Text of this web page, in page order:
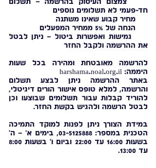
חד-פעמי לא תשלומים נוספים
מחיר קבוע שאינו משתנה
הנחה של 5% ממחיר המפעלים
גמישות ואפשרות ביטול – ניתן לבטל
את ההרשמה ולקבל החזר
להרשמה מאובטחת ומהירה בכל שעות
היממה: harshama.noal.org.il
באתר ההרשמה ניתן לבצע תשלום
והרשמה, למלא טופס אישור הורים דיגיטלי,
להוריד קבלות עבור תשלומים שבוצעו וכן
לבטל הרשמה ולהגיש בקשת החזר.
במידת הצורך ניתן לפנות למוקד התמיכה
הטכנית במספר:03-5125888, בימים א' – ה'
בשעות 16:00 עד 22:00 וביום ו' בשעות 8:00
עד 13:00.